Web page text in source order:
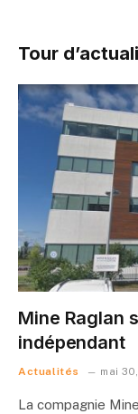
Tour
Mine Raglan
indépendant
Actualités mai
La compagnie